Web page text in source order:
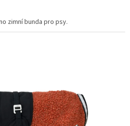
zimní bunda pro psy.